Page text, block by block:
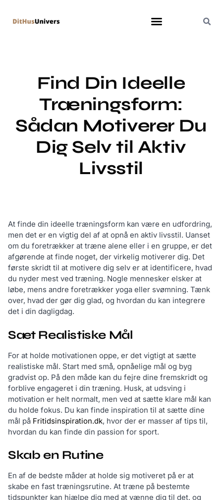
Find Din Ideelle
Træningsform:
Sådan Motiverer Du
Dig Selv til Aktiv
Livsstil
At finde din ideelle træningsform kan være en udfordring,
men det er en vigtig del af at opnå en aktiv livsstil. Uanset
om du foretrækker at træne alene eller i en gruppe, er det
afgørende at finde noget, der virkelig motiverer dig. Det
første skridt til at motivere dig selv er at identificere, hvad
du nyder mest ved træning. Nogle mennesker elsker at
løbe, mens andre foretrækker yoga eller svømning. Tænk
over, hvad der gør dig glad, og hvordan du kan integrere
det i din dagligdag.
Sæt Realistiske Mål
For at holde motivationen oppe, er det vigtigt at sætte
realistiske mål. Start med små, opnåelige mål og byg
gradvist op. På den måde kan du fejre dine fremskridt og
forblive engageret i din træning. Husk, at udsving i
motivation er helt normalt, men ved at sætte klare mål kan
du holde fokus. Du kan finde inspiration til at sætte dine
mål på Fritidsinspiration.dk, hvor der er masser af tips til,
hvordan du kan finde din passion for sport.
Skab en Rutine
En af de bedste måder at holde sig motiveret på er at
skabe en fast træningsrutine. At træne på bestemte
tidspunkter kan hjælpe dig med at vænne dig til det, og